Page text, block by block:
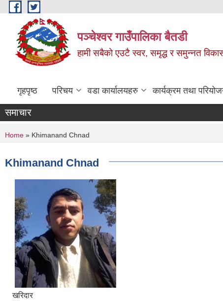
Skip to main content
पञ्चेश्वर गाउँपालिका बैतडी
हामी सबैको एउटै स्वर, समृद्ध र समुन्नत
गृहपृष्ठ परिचय वडा कार्यालयहरु कार्यक्रम तथा
समाचार
You are here
Home » Khimanand Chnad
Khimanand Chnad
खरिदार